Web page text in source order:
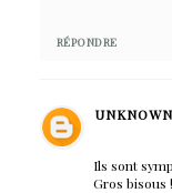
RÉPONDRE
UNKNOWN
Ils sont
Gros bisous !